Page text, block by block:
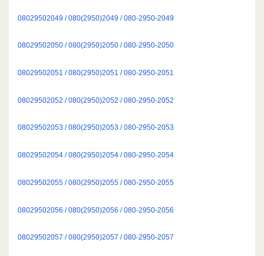
08029502049 / 080(2950)2049 / 080-2950-2049
08029502050 / 080(2950)2050 / 080-2950-2050
08029502051 / 080(2950)2051 / 080-2950-2051
08029502052 / 080(2950)2052 / 080-2950-2052
08029502053 / 080(2950)2053 / 080-2950-2053
08029502054 / 080(2950)2054 / 080-2950-2054
08029502055 / 080(2950)2055 / 080-2950-2055
08029502056 / 080(2950)2056 / 080-2950-2056
08029502057 / 080(2950)2057 / 080-2950-2057